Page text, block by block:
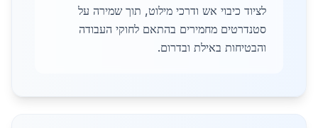
לציוד כיבוי אש ודרכי מילוט, תוך שמירה על
סטנדרטים מחמירים בהתאם לחוקי העבודה
והבטיחות באילת ובדרום.